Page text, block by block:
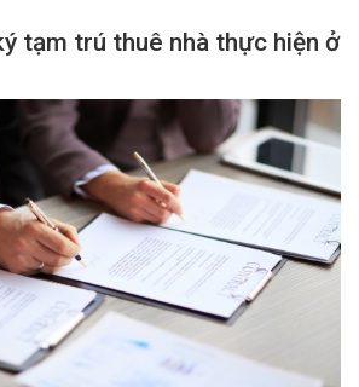
tạm trú thuê nhà thực hiện ở